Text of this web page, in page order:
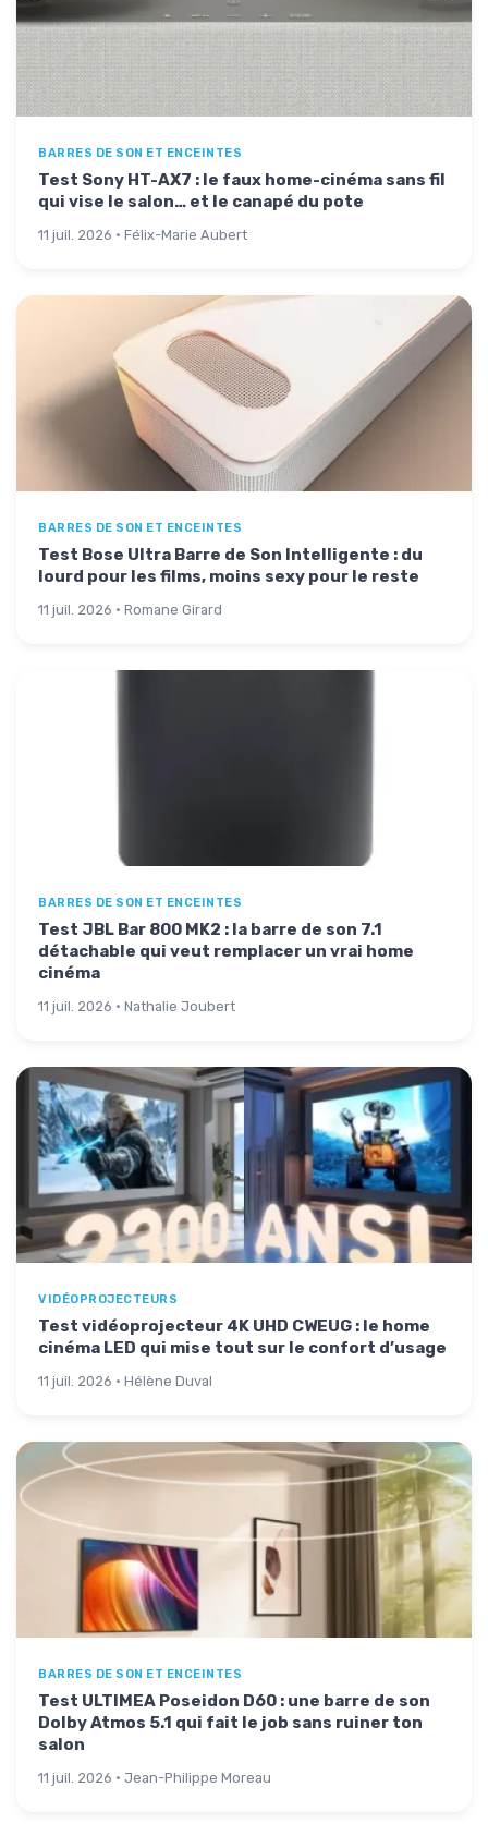
BARRES DE SON ET ENCEINTES
Test Sony HT-AX7 : le faux home-cinéma sans fil
qui vise le salon… et le canapé du pote
11 juil. 2026 · Félix-Marie Aubert
BARRES DE SON ET ENCEINTES
Test Bose Ultra Barre de Son Intelligente : du
lourd pour les films, moins sexy pour le reste
11 juil. 2026 · Romane Girard
BARRES DE SON ET ENCEINTES
Test JBL Bar 800 MK2 : la barre de son 7.1
détachable qui veut remplacer un vrai home
cinéma
11 juil. 2026 · Nathalie Joubert
VIDÉOPROJECTEURS
Test vidéoprojecteur 4K UHD CWEUG : le home
cinéma LED qui mise tout sur le confort d’usage
11 juil. 2026 · Hélène Duval
BARRES DE SON ET ENCEINTES
Test ULTIMEA Poseidon D60 : une barre de son
Dolby Atmos 5.1 qui fait le job sans ruiner ton
salon
11 juil. 2026 · Jean-Philippe Moreau